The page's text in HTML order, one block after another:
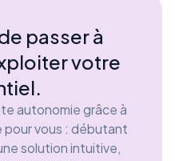
passer à
votre
autonomie grâce à
vous : débutant
solution intuitive,